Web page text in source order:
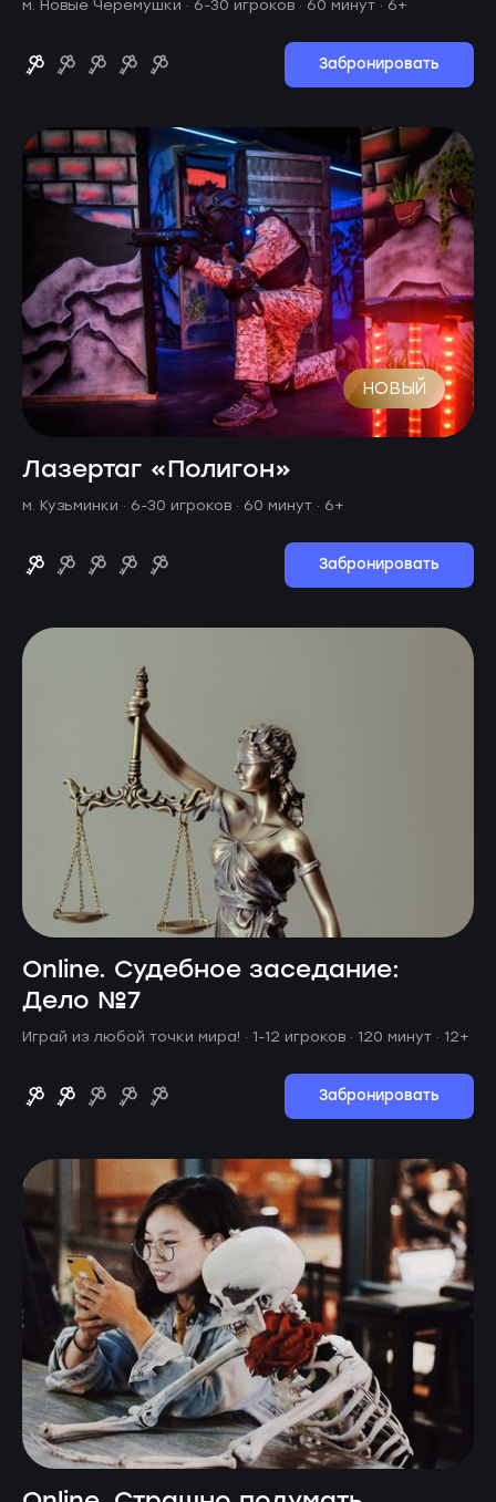
м. Новые Черемушки · 6-30 игроков · 60 минут · 6+
Забронировать
НОВЫЙ
Лазертаг «Полигон»
м. Кузьминки · 6-30 игроков · 60 минут · 6+
Забронировать
Online. Судебное заседание:
Дело №7
Играй из любой точки мира! · 1-12 игроков · 120 минут · 12+
Забронировать